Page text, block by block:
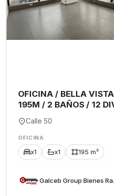
OFICINA / BELLA
195M / 2 BAÑOS / 12
Calle 50
OFICINA
x1 x1 195 m²